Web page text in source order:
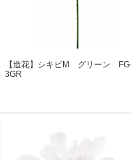
【造花】シキビM グリーン
3GR